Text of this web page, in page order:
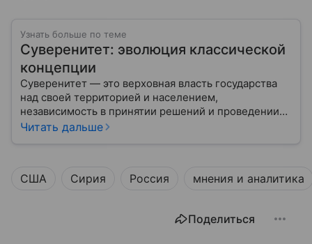
Узнать больше по теме
Суверенитет: эволюция классической
концепции
Суверенитет — это верховная власть государства
над своей территорией и населением,
независимость в принятии решений и проведении
внешней политики.
Читать дальше
США Сирия Россия мнения и аналитика
Поделиться